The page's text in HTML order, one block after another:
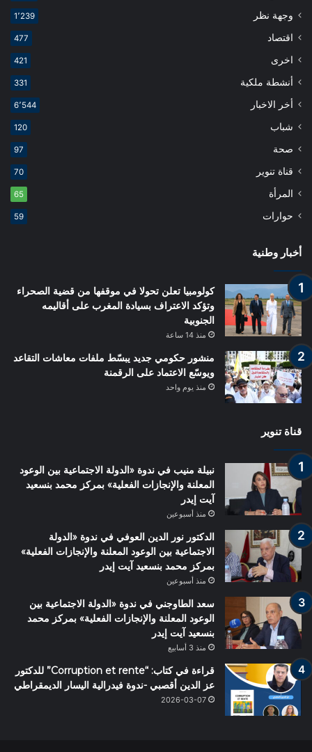
وجهة نظر 1٬239
اقتصاد 477
اخرى 421
أنشطة ملكية 331
أخر الاخبار 6٬544
شباب 120
صحة 97
قناة تنوير 70
المرأة 65
حوارات 59
أخبار وطنية
كولومبيا تعلن تحولا في موقفها من قضية الصحراء
وتؤكد الاعتراف بسيادة المغرب على أقاليمه
الجنوبية
منذ 14 ساعة
منشور حكومي جديد يبسّط ملفات معاشات التقاعد
ويوسّع الاعتماد على الرقمنة
منذ يوم واحد
قناة تنوير
نبيلة منيب في ندوة «الدولة الاجتماعية بين الوعود
المعلنة والإنجازات الفعلية» بمركز محمد بنسعيد
آيت إيدر
منذ أسبوعين
الدكتور نور الدين العوفي في ندوة «الدولة
الاجتماعية بين الوعود المعلنة والإنجازات الفعلية»
بمركز محمد بنسعيد آيت إيدر
منذ أسبوعين
سعد الطاوجني في ندوة «الدولة الاجتماعية بين
الوعود المعلنة والإنجازات الفعلية» بمركز محمد
بنسعيد آيت إيدر
منذ 3 أسابيع
قراءة في كتاب: “Corruption et rente” للدكتور
عز الدين أقصبي -ندوة فيدرالية اليسار الديمقراطي
2026-03-07